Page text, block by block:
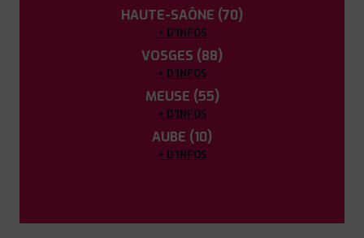
HAUTE-SAÔNE (70)
+ D'INFOS
VOSGES (88)
+ D'INFOS
MEUSE (55)
+ D'INFOS
AUBE (10)
+ D'INFOS